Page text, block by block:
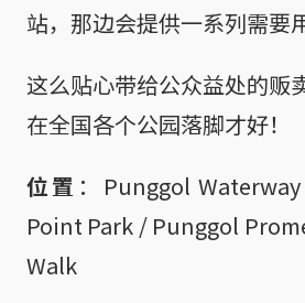
站，那边会提供一系列需要
这么贴心带给公众益处的贩
在全国各个公园落脚才好！
位置 ：Punggol
Point Park / Punggol
Walk